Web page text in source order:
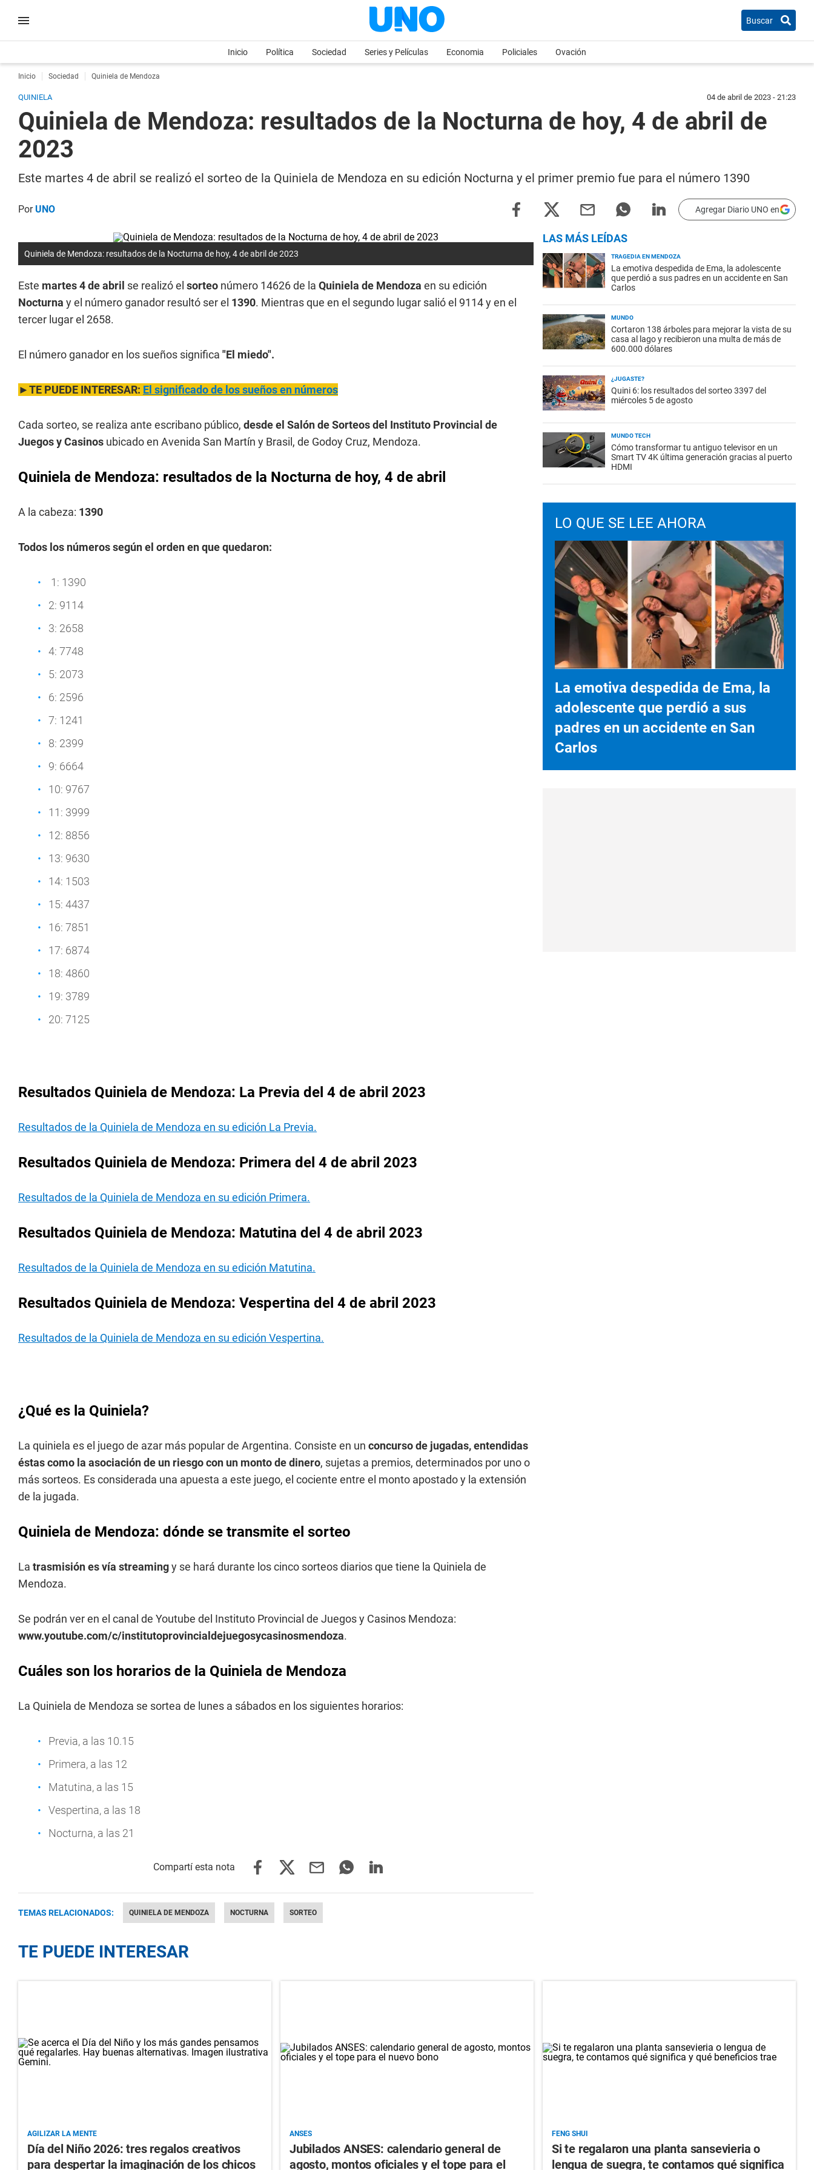
Buscar
Inicio Política Sociedad Series y Películas Economia Policiales Ovación
Inicio Sociedad Quiniela de Mendoza
QUINIELA 04 de abril de 2023 - 21:23
Quiniela de Mendoza: resultados de la Nocturna de hoy, 4 de abril de
2023
Este martes 4 de abril se realizó el sorteo de la Quiniela de Mendoza en su edición Nocturna y el primer premio fue para el número 1390
PorUNO Agregar Diario UNO en
Quiniela de Mendoza: resultados de la Nocturna de hoy, 4 de abril de 2023
Este martes 4 de abril se realizó el sorteo número 14626 de la Quiniela de Mendoza en su edición
Nocturna y el número ganador resultó ser el 1390. Mientras que en el segundo lugar salió el 9114 y en el
tercer lugar el 2658.
El número ganador en los sueños significa "El miedo".
►TE PUEDE INTERESAR: El significado de los sueños en números
Cada sorteo, se realiza ante escribano público, desde el Salón de Sorteos del Instituto Provincial de
Juegos y Casinos ubicado en Avenida San Martín y Brasil, de Godoy Cruz, Mendoza.
Quiniela de Mendoza: resultados de la Nocturna de hoy, 4 de abril
A la cabeza: 1390
Todos los números según el orden en que quedaron:
1: 1390
2: 9114
3: 2658
4: 7748
5: 2073
6: 2596
7: 1241
8: 2399
9: 6664
10: 9767
11: 3999
12: 8856
13: 9630
14: 1503
15: 4437
16: 7851
17: 6874
18: 4860
19: 3789
20: 7125
Resultados Quiniela de Mendoza: La Previa del 4 de abril 2023
Resultados de la Quiniela de Mendoza en su edición La Previa.
Resultados Quiniela de Mendoza: Primera del 4 de abril 2023
Resultados de la Quiniela de Mendoza en su edición Primera.
Resultados Quiniela de Mendoza: Matutina del 4 de abril 2023
Resultados de la Quiniela de Mendoza en su edición Matutina.
Resultados Quiniela de Mendoza: Vespertina del 4 de abril 2023
Resultados de la Quiniela de Mendoza en su edición Vespertina.
¿Qué es la Quiniela?
La quiniela es el juego de azar más popular de Argentina. Consiste en un concurso de jugadas, entendidas
éstas como la asociación de un riesgo con un monto de dinero, sujetas a premios, determinados por uno o
más sorteos. Es considerada una apuesta a este juego, el cociente entre el monto apostado y la extensión
de la jugada.
Quiniela de Mendoza: dónde se transmite el sorteo
La trasmisión es vía streamingy se hará durante los cinco sorteos diarios que tiene la Quiniela de
Mendoza.
Se podrán ver en el canal de Youtube del Instituto Provincial de Juegos y Casinos Mendoza:
www.youtube.com/c/institutoprovincialdejuegosycasinosmendoza.
Cuáles son los horarios de la Quiniela de Mendoza
La Quiniela de Mendoza se sortea de lunes a sábados en los siguientes horarios:
Previa, a las 10.15
Primera, a las 12
Matutina, a las 15
Vespertina, a las 18
Nocturna, a las 21
TEMAS RELACIONADOS: QUINIELA DE MENDOZA NOCTURNA SORTEO
LAS MÁS LEÍDAS
TRAGEDIA EN MENDOZA
La emotiva despedida de Ema, la adolescente
que perdió a sus padres en un accidente en San
Carlos
MUNDO
Cortaron 138 árboles para mejorar la vista de su
casa al lago y recibieron una multa de más de
600.000 dólares
¿JUGASTE?
Quini 6: los resultados del sorteo 3397 del
miércoles 5 de agosto
MUNDO TECH
Cómo transformar tu antiguo televisor en un
Smart TV 4K última generación gracias al puerto
HDMI
LO QUE SE LEE AHORA
La emotiva despedida de Ema, la
adolescente que perdió a sus
padres en un accidente en San
Carlos
TE PUEDE INTERESAR
AGILIZAR LA MENTE
Día del Niño 2026: tres regalos creativos
para despertar la imaginación de los chicos
ANSES
Jubilados ANSES: calendario general de
agosto, montos oficiales y el tope para el
FENG SHUI
Si te regalaron una planta sansevieria o
lengua de suegra, te contamos qué significa